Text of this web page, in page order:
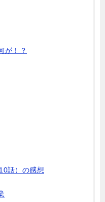
が！？
話）の感想